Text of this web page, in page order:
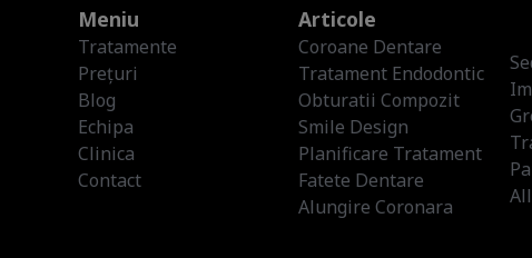
Meniu
Tratamente
Prețuri
Blog
Echipa
Clinica
Contact
Articole
Coroane Dentare
Tratament Endodontic
Obturatii Compozit
Smile Design
Planificare Tratament
Fatete Dentare
Alungire Coronara